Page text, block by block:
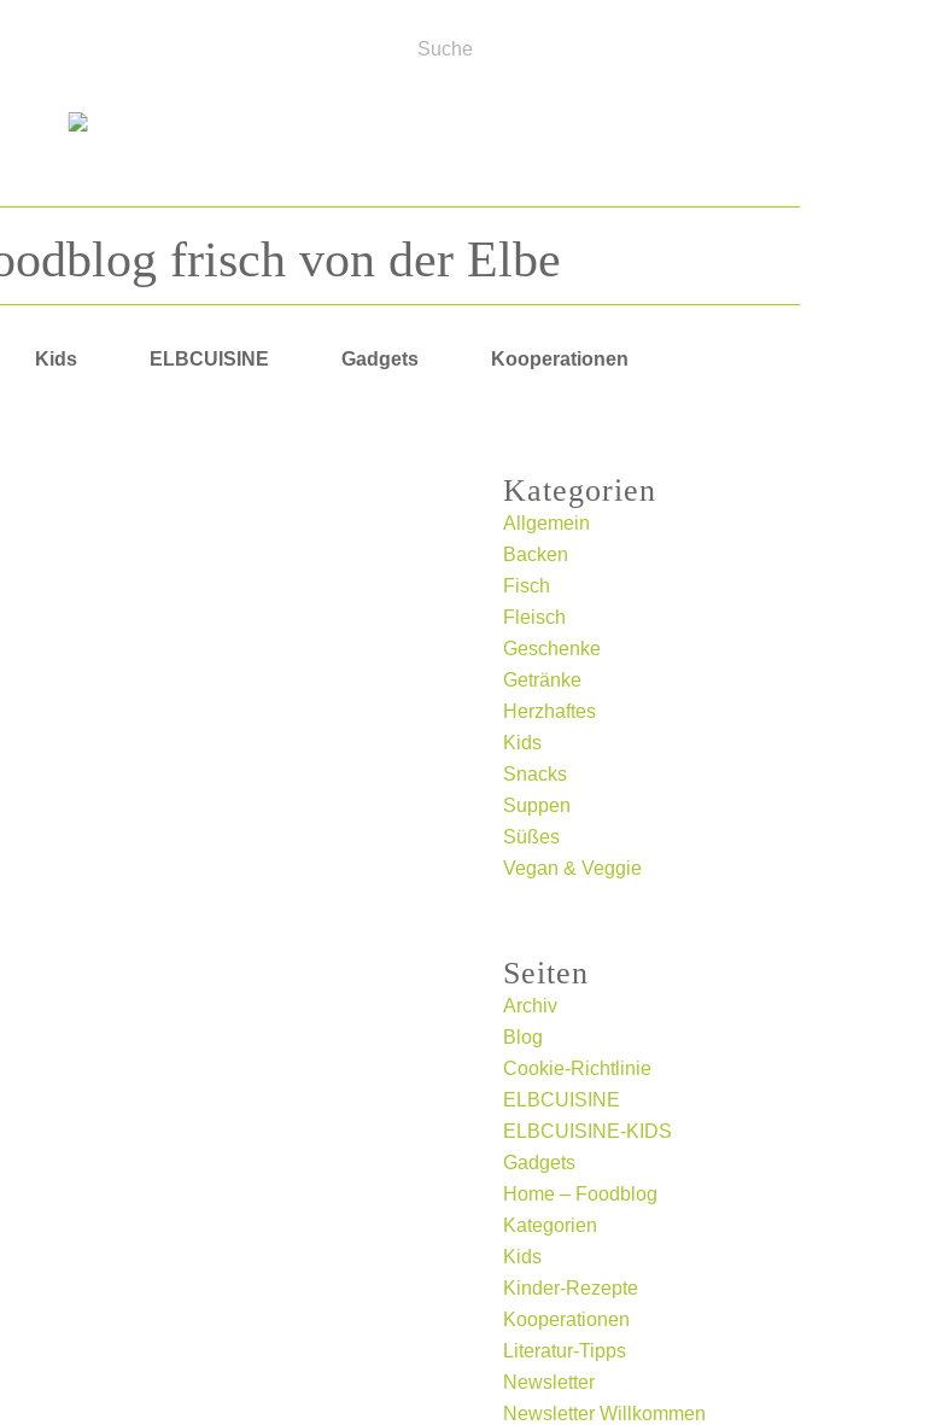
frisch von der Elbe
Kids ELBCUISINE Gadgets Kooperationen
Kategorien
Allgemein
Backen
Fisch
Fleisch
Geschenke
Getränke
Herzhaftes
Kids
Snacks
Suppen
Süßes
Vegan & Veggie
Seiten
Archiv
Blog
Cookie-Richtlinie
ELBCUISINE
ELBCUISINE-KIDS
Gadgets
Home – Foodblog
Kategorien
Kids
Kinder-Rezepte
Kooperationen
Literatur-Tipps
Newsletter
Newsletter Willkommen